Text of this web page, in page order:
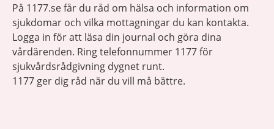
På 1177.se får du råd om hälsa och information om
sjukdomar och vilka mottagningar du kan kontakta.
Logga in för att läsa din journal och göra dina
vårdärenden. Ring telefonnummer 1177 för
sjukvårdsrådgivning dygnet runt.
1177 ger dig råd när du vill må bättre.